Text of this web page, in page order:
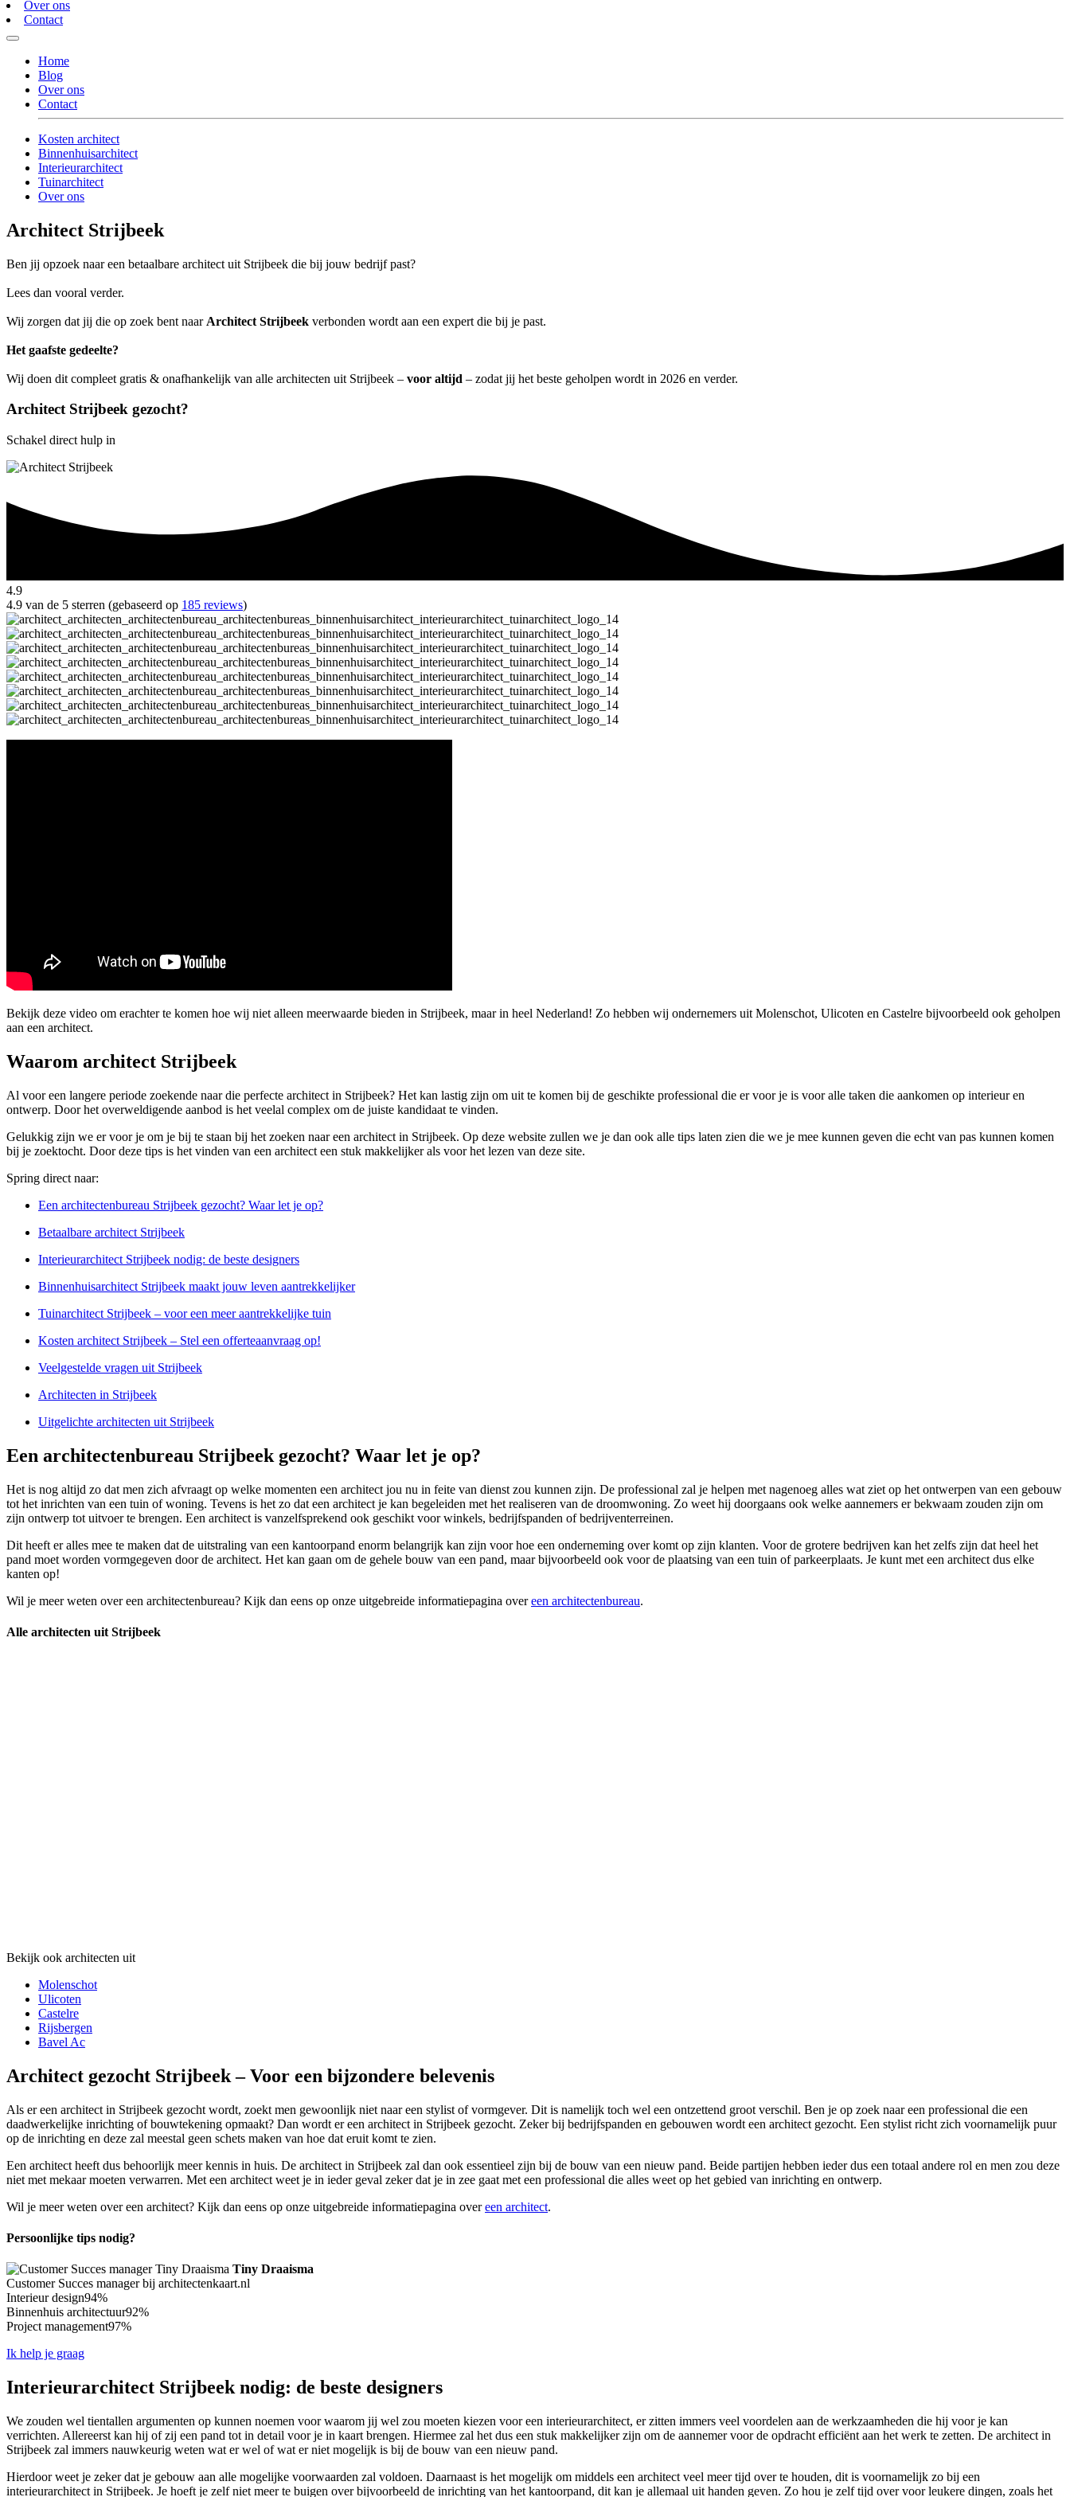
Over ons
Contact
Home
Blog
Over ons
Contact
Kosten architect
Binnenhuisarchitect
Interieurarchitect
Tuinarchitect
Over ons
Architect Strijbeek
Ben jij opzoek naar een betaalbare architect uit Strijbeek die bij jouw bedrijf past?
Lees dan vooral verder.
Wij zorgen dat jij die op zoek bent naar Architect Strijbeek verbonden wordt aan een expert die bij je past.
Het gaafste gedeelte?
Wij doen dit compleet gratis & onafhankelijk van alle architecten uit Strijbeek – voor altijd – zodat jij het beste geholpen wordt in 2026 en verder.
Architect Strijbeek gezocht?
Schakel direct hulp in
4.9
4.9 van de 5 sterren (gebaseerd op 185 reviews)
Bekijk deze video om erachter te komen hoe wij niet alleen meerwaarde bieden in Strijbeek, maar in heel Nederland! Zo hebben wij ondernemers uit Molenschot, Ulicoten en Castelre bijvoorbeeld ook geholpen
aan een architect.
Waarom architect Strijbeek
Al voor een langere periode zoekende naar die perfecte architect in Strijbeek? Het kan lastig zijn om uit te komen bij de geschikte professional die er voor je is voor alle taken die aankomen op interieur en
ontwerp. Door het overweldigende aanbod is het veelal complex om de juiste kandidaat te vinden.
Gelukkig zijn we er voor je om je bij te staan bij het zoeken naar een architect in Strijbeek. Op deze website zullen we je dan ook alle tips laten zien die we je mee kunnen geven die echt van pas kunnen komen
bij je zoektocht. Door deze tips is het vinden van een architect een stuk makkelijker als voor het lezen van deze site.
Spring direct naar:
Een architectenbureau Strijbeek gezocht? Waar let je op?
Betaalbare architect Strijbeek
Interieurarchitect Strijbeek nodig: de beste designers
Binnenhuisarchitect Strijbeek maakt jouw leven aantrekkelijker
Tuinarchitect Strijbeek – voor een meer aantrekkelijke tuin
Kosten architect Strijbeek – Stel een offerteaanvraag op!
Veelgestelde vragen uit Strijbeek
Architecten in Strijbeek
Uitgelichte architecten uit Strijbeek
Een architectenbureau Strijbeek gezocht? Waar let je op?
Het is nog altijd zo dat men zich afvraagt op welke momenten een architect jou nu in feite van dienst zou kunnen zijn. De professional zal je helpen met nagenoeg alles wat ziet op het ontwerpen van een gebouw
tot het inrichten van een tuin of woning. Tevens is het zo dat een architect je kan begeleiden met het realiseren van de droomwoning. Zo weet hij doorgaans ook welke aannemers er bekwaam zouden zijn om
zijn ontwerp tot uitvoer te brengen. Een architect is vanzelfsprekend ook geschikt voor winkels, bedrijfspanden of bedrijventerreinen.
Dit heeft er alles mee te maken dat de uitstraling van een kantoorpand enorm belangrijk kan zijn voor hoe een onderneming over komt op zijn klanten. Voor de grotere bedrijven kan het zelfs zijn dat heel het
pand moet worden vormgegeven door de architect. Het kan gaan om de gehele bouw van een pand, maar bijvoorbeeld ook voor de plaatsing van een tuin of parkeerplaats. Je kunt met een architect dus elke
kanten op!
Wil je meer weten over een architectenbureau? Kijk dan eens op onze uitgebreide informatiepagina overeen architectenbureau.
Alle architecten uit Strijbeek
Bekijk ook architecten uit
Molenschot
Ulicoten
Castelre
Rijsbergen
Bavel Ac
Architect gezocht Strijbeek – Voor een bijzondere belevenis
Als er een architect in Strijbeek gezocht wordt, zoekt men gewoonlijk niet naar een stylist of vormgever. Dit is namelijk toch wel een ontzettend groot verschil. Ben je op zoek naar een professional die een
daadwerkelijke inrichting of bouwtekening opmaakt? Dan wordt er een architect in Strijbeek gezocht. Zeker bij bedrijfspanden en gebouwen wordt een architect gezocht. Een stylist richt zich voornamelijk puur
op de inrichting en deze zal meestal geen schets maken van hoe dat eruit komt te zien.
Een architect heeft dus behoorlijk meer kennis in huis. De architect in Strijbeek zal dan ook essentieel zijn bij de bouw van een nieuw pand. Beide partijen hebben ieder dus een totaal andere rol en men zou deze
niet met mekaar moeten verwarren. Met een architect weet je in ieder geval zeker dat je in zee gaat met een professional die alles weet op het gebied van inrichting en ontwerp.
Wil je meer weten over een architect? Kijk dan eens op onze uitgebreide informatiepagina overeen architect.
Persoonlijke tips nodig?
Tiny Draaisma
Customer Succes manager bij architectenkaart.nl
Interieur design94%
Binnenhuis architectuur92%
Project management97%
Ik help je graag
Interieurarchitect Strijbeek nodig: de beste designers
We zouden wel tientallen argumenten op kunnen noemen voor waarom jij wel zou moeten kiezen voor een interieurarchitect, er zitten immers veel voordelen aan de werkzaamheden die hij voor je kan
verrichten. Allereerst kan hij of zij een pand tot in detail voor je in kaart brengen. Hiermee zal het dus een stuk makkelijker zijn om de aannemer voor de opdracht efficiënt aan het werk te zetten. De architect in
Strijbeek zal immers nauwkeurig weten wat er wel of wat er niet mogelijk is bij de bouw van een nieuw pand.
Hierdoor weet je zeker dat je gebouw aan alle mogelijke voorwaarden zal voldoen. Daarnaast is het mogelijk om middels een architect veel meer tijd over te houden, dit is voornamelijk zo bij een
interieurarchitect in Strijbeek. Je hoeft je zelf niet meer te buigen over bijvoorbeeld de inrichting van het kantoorpand, dit kan je allemaal uit handen geven. Zo hou je zelf tijd over voor leukere dingen, zoals het